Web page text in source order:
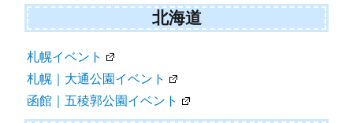
北海道
札幌イベント
札幌｜大通公園イベント
函館｜五稜郭公園イベント